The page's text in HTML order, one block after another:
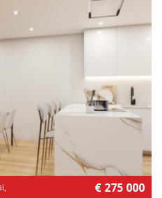
€ 275 000